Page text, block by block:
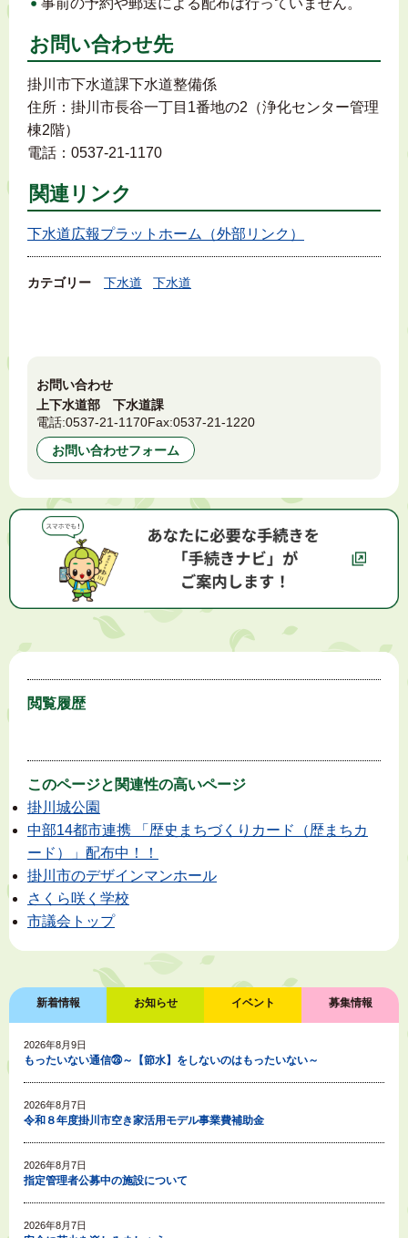
お問い合わせ先
掛川市下水道課下水道整備係
住所：掛川市長谷一丁目1番地の2（浄化センター管理
棟2階）
電話：0537-21-1170
関連リンク
下水道広報プラットホーム（外部リンク）
カテゴリー 下水道 下水道
お問い合わせ
上下水道部 下水道課
電話:0537-21-1170Fax:0537-21-1220
お問い合わせフォーム
閲覧履歴
このページと 関連性の高いページ
掛川城公園
中部14都市連携 「歴史まちづくりカード（歴まちカ
ード）」配布中！！
掛川市のデザインマンホール
さくら咲く学校
市議会トップ
新着情報 お知らせ イベント 募集情報
2026年8月9日
もったいない通信㉘～【節水】をしないのはもったいない～
2026年8月7日
令和８年度掛川市空き家活用モデル事業費補助金
2026年8月7日
指定管理者公募中の施設について
2026年8月7日